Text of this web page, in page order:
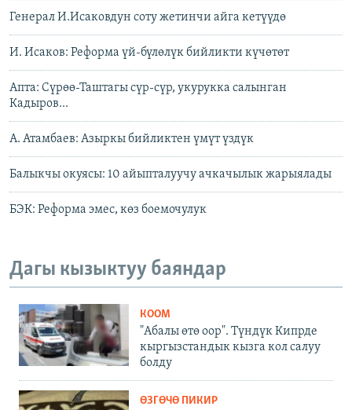
Генерал И.Исаковдун соту жетинчи айга кетүүдө
И. Исаков: Реформа үй-бүлөлүк бийликти күчөтөт
Апта: Сүрөө-Таштагы сүр-сүр, укурукка салынган
Кадыров...
А. Атамбаев: Азыркы бийликтен үмүт үздүк
Балыкчы окуясы: 10 айыпталуучу ачкачылык жарыялады
БЭК: Реформа эмес, көз боемочулук
Дагы кызыктуу баяндар
КООМ
"Абалы өтө оор". Түндүк Кипрде
кыргызстандык кызга кол салуу
болду
ӨЗГӨЧӨ ПИКИР